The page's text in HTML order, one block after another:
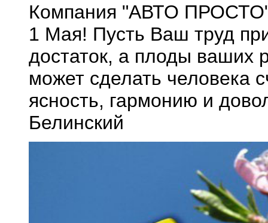
Компания "АВТО ПРОСТО"
1 Мая! Пусть Ваш труд
достаток, а плоды ваших
может сделать человека
ясность, гармонию и
Белинский